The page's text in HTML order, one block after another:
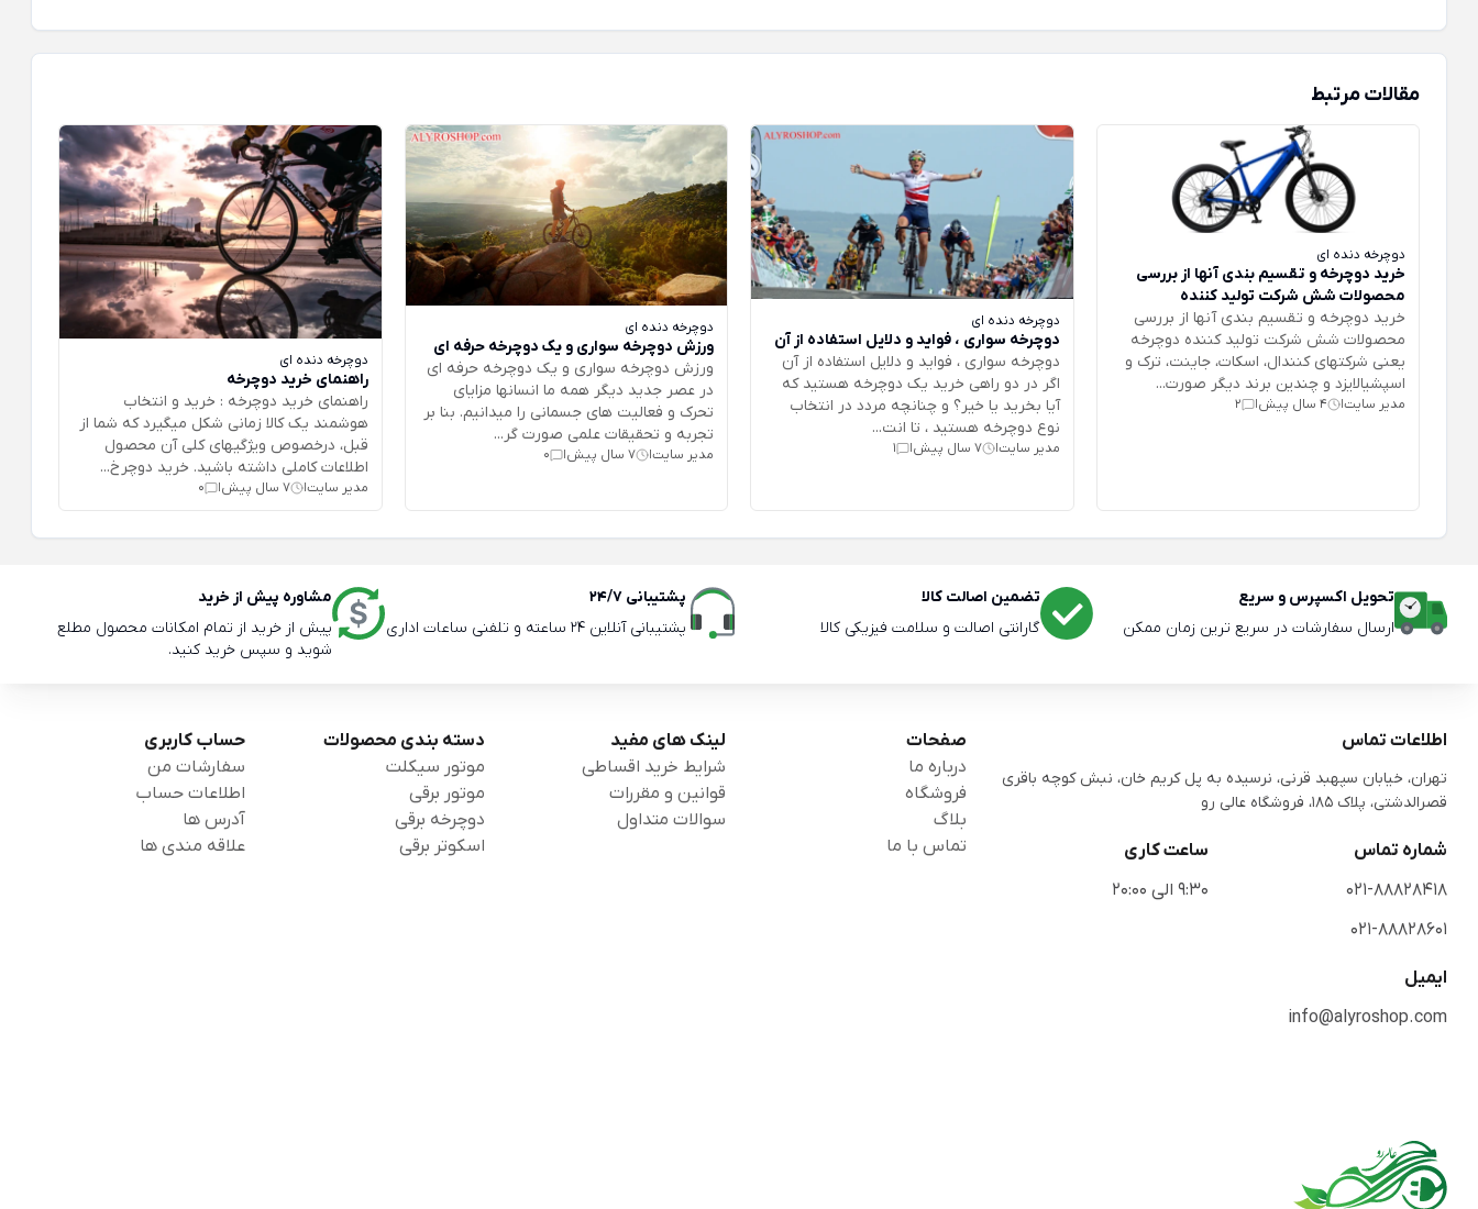
مقالات مرتبط
دوچرخه دنده ای
خرید دوچرخه و تقسیم بندی آنها از بررسی
محصولات شش شرکت تولید کننده
خرید دوچرخه و تقسیم بندی آنها از بررسی
محصولات شش شرکت تولید کننده دوچرخه
یعنی شرکتهای کنندال، اسکات، جاینت، ترک و
اسپشیالایزد و چندین برند دیگر صورت...
مدیر سایت| 4 سال پیش |
2
دوچرخه دنده ای
دوچرخه سواری ، فواید و دلایل استفاده از آن
دوچرخه سواری ، فواید و دلایل استفاده از آن
اگر در دو راهی خرید یک دوچرخه هستید که
آیا بخرید یا خیر؟ و چنانچه مردد در انتخاب
نوع دوچرخه هستید ، تا انت...
مدیر سایت | 7 سال پیش |
1
دوچرخه دنده ای
ورزش دوچرخه سواری و یک دوچرخه حرفه ای
ورزش دوچرخه سواری و یک دوچرخه حرفه ای
در عصر جدید دیگر همه ما انسانها مزایای
تحرک و فعالیت های جسمانی را میدانیم. بنا بر
تجربه و تحقیقات علمی صورت گر...
مدیر سایت 7 سال پیش 0
دوچرخه دنده ای
راهنمای خرید دوچرخه
راهنمای خرید دوچرخه : خرید و انتخاب
هوشمند یک کالا زمانی شکل میگیرد که شما از
قبل، درخصوص ویژگیهای کلی آن محصول
اطلاعات کاملی داشته باشید. خرید دوچرخ...
مدیر سایت| 7 سال پیش |
0
تحویل اکسپرس و سریع
ارسال سفارشات در سریع ترین زمان ممکن
تضمین اصالت کالا
گارانتی اصالت و سلامت فیزیکی کالا
پشتیبانی 24/7
پشتیبانی آنلاین 24 ساعته و تلفنی ساعات اداری
مشاوره پیش از خرید
پیش از خرید از تمام امکانات محصول مطلع
شوید و سپس خرید کنید.
اطلاعات تماس
تهران، خیابان سپهبد قرنی، نرسیده به پل کریم خان، نبش کوچه باقری
قصرالدشتی،‌ پلاک 185، فروشگاه عالی رو
شماره تماس
021-88828418
021-88828601
ساعت کاری
9:30 الی 20:00
ایمیل
info@alyroshop.com
صفحات
درباره ما
فروشگاه
بلاگ
تماس با ما
لینک های مفید
شرایط خرید اقساطی
قوانین و مقررات
سوالات متداول
دسته بندی محصولات
موتور سیکلت
موتور برقی
دوچرخه برقی
اسکوتر برقی
حساب کاربری
سفارشات من
اطلاعات حساب
آدرس ها
علاقه مندی ها